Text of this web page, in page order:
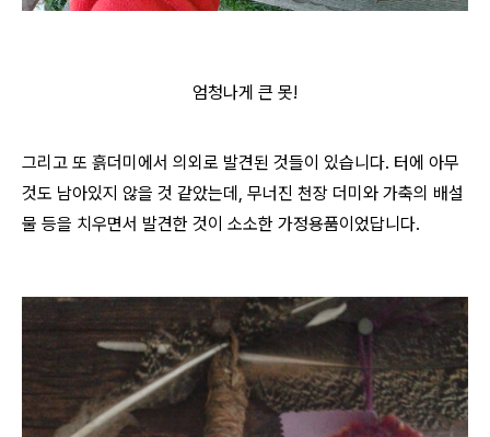
엄청나게 큰 못!
그리고 또 흙더미에서 의외로 발견된 것들이 있습니다. 터에 아무
것도 남아있지 않을 것 같았는데, 무너진 천장 더미와 가축의 배설
물 등을 치우면서 발견한 것이 소소한 가정용품이었답니다.